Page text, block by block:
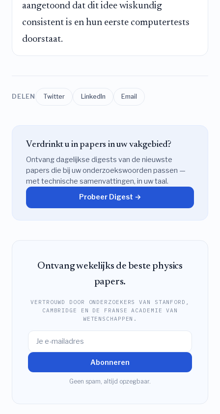
aangetoond dat dit idee wiskundig
consistent is en hun eerste computertests
doorstaat.
DELEN Twitter LinkedIn Email
Verdrinkt u in papers in uw vakgebied?
Ontvang dagelijkse digests van de nieuwste
papers die bij uw onderzoekswoorden passen —
met technische samenvattingen, in uw taal.
Probeer Digest →
Ontvang wekelijks de beste physics
papers.
VERTROUWD DOOR ONDERZOEKERS VAN STANFORD,
CAMBRIDGE EN DE FRANSE ACADEMIE VAN
WETENSCHAPPEN.
Abonneren
Geen spam, altijd opzegbaar.